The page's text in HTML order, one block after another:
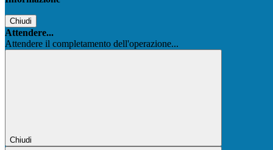
Chiudi
Attendere...
Attendere il completamento dell'operazione...
Chiudi